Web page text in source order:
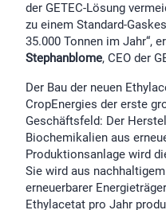
der GETEC-Lösung
zu einem Standard-
35.000 Tonnen im Jahr“,
Stephanblome, CEO der
Der Bau der neuen
CropEnergies der erste
Geschäftsfeld: Der
Biochemikalien aus
Produktionsanlage wird
Sie wird aus
erneuerbarer
Ethylacetat pro Jahr